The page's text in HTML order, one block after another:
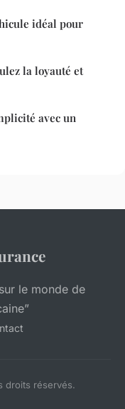
idéal pour
la loyauté et
avec un
le monde de
droits réservés.